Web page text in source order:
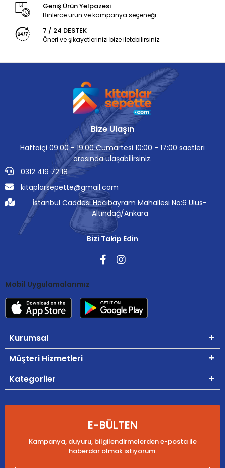
Geniş Ürün Yelpazesi
Binlerce ürün ve kampanya seçeneği
7 / 24 DESTEK
Öneri ve şikayetlerinizi bize iletebilirsiniz.
Bize Ulaşın
Haftaiçi 09:00 - 19:00 Cumartesi 10:00 - 17:00 saatleri
arasında ulaşabilirsiniz.
0312 419 72 18
kitaplarsepette@gmail.com
İstanbul Caddesi Hacıbayram Mahallesi No:6 Ulus-
Altındağ/Ankara
Bizi Takip Edin
Mobil Uygulamalarımız
Kurumsal
Müşteri Hizmetleri
Kategoriler
E-BÜLTEN
Kampanya, duyuru, bilgilendirmelerden e-posta ile
haberdar olmak istiyorum.